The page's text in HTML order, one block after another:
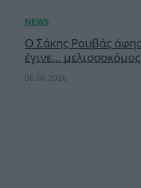
Ο Σάκης Ρουβάς
έγινε…
06.08.2026